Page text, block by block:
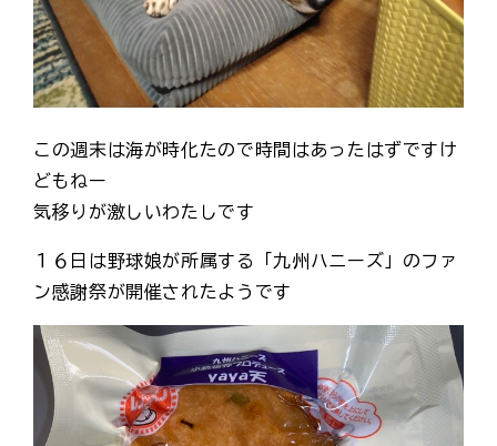
この週末は海が時化たので時間はあったはずですけ
どもねー
気移りが激しいわたしです
１６日は野球娘が所属する「九州ハニーズ」のファ
ン感謝祭が開催されたようです